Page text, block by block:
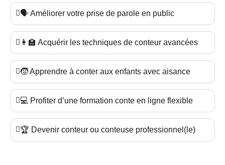
🗣️ Améliorer votre prise de parole en public
👩‍🏫 Acquérir les techniques de conteur avancées
🧒 Apprendre à conter aux enfants avec aisance
💻 Profiter d’une formation conte en ligne flexible
🏆 Devenir conteur ou conteuse professionnel(le)